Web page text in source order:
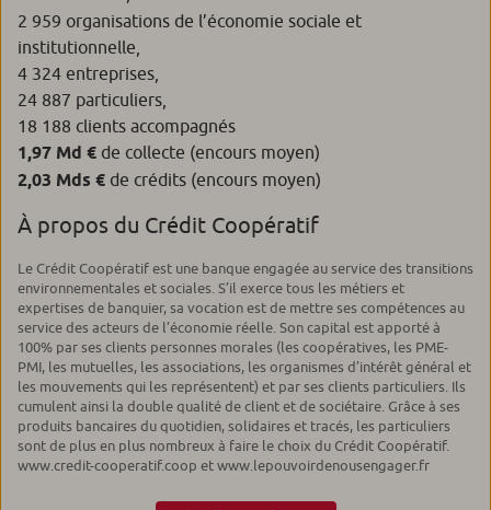
2 959 organisations de l’économie sociale et
institutionnelle,
4 324 entreprises,
24 887 particuliers,
18 188 clients accompagnés
1,97 Md € de collecte (encours moyen)
2,03 Mds € de crédits (encours moyen)
À propos du Crédit Coopératif
Le Crédit Coopératif est une banque engagée au service des transitions
environnementales et sociales. S’il exerce tous les métiers et
expertises de banquier, sa vocation est de mettre ses compétences au
service des acteurs de l’économie réelle. Son capital est apporté à
100% par ses clients personnes morales (les coopératives, les PME-
PMI, les mutuelles, les associations, les organismes d’intérêt général et
les mouvements qui les représentent) et par ses clients particuliers. Ils
cumulent ainsi la double qualité de client et de sociétaire. Grâce à ses
produits bancaires du quotidien, solidaires et tracés, les particuliers
sont de plus en plus nombreux à faire le choix du Crédit Coopératif.
www.credit-cooperatif.coop et www.lepouvoirdenousengager.fr